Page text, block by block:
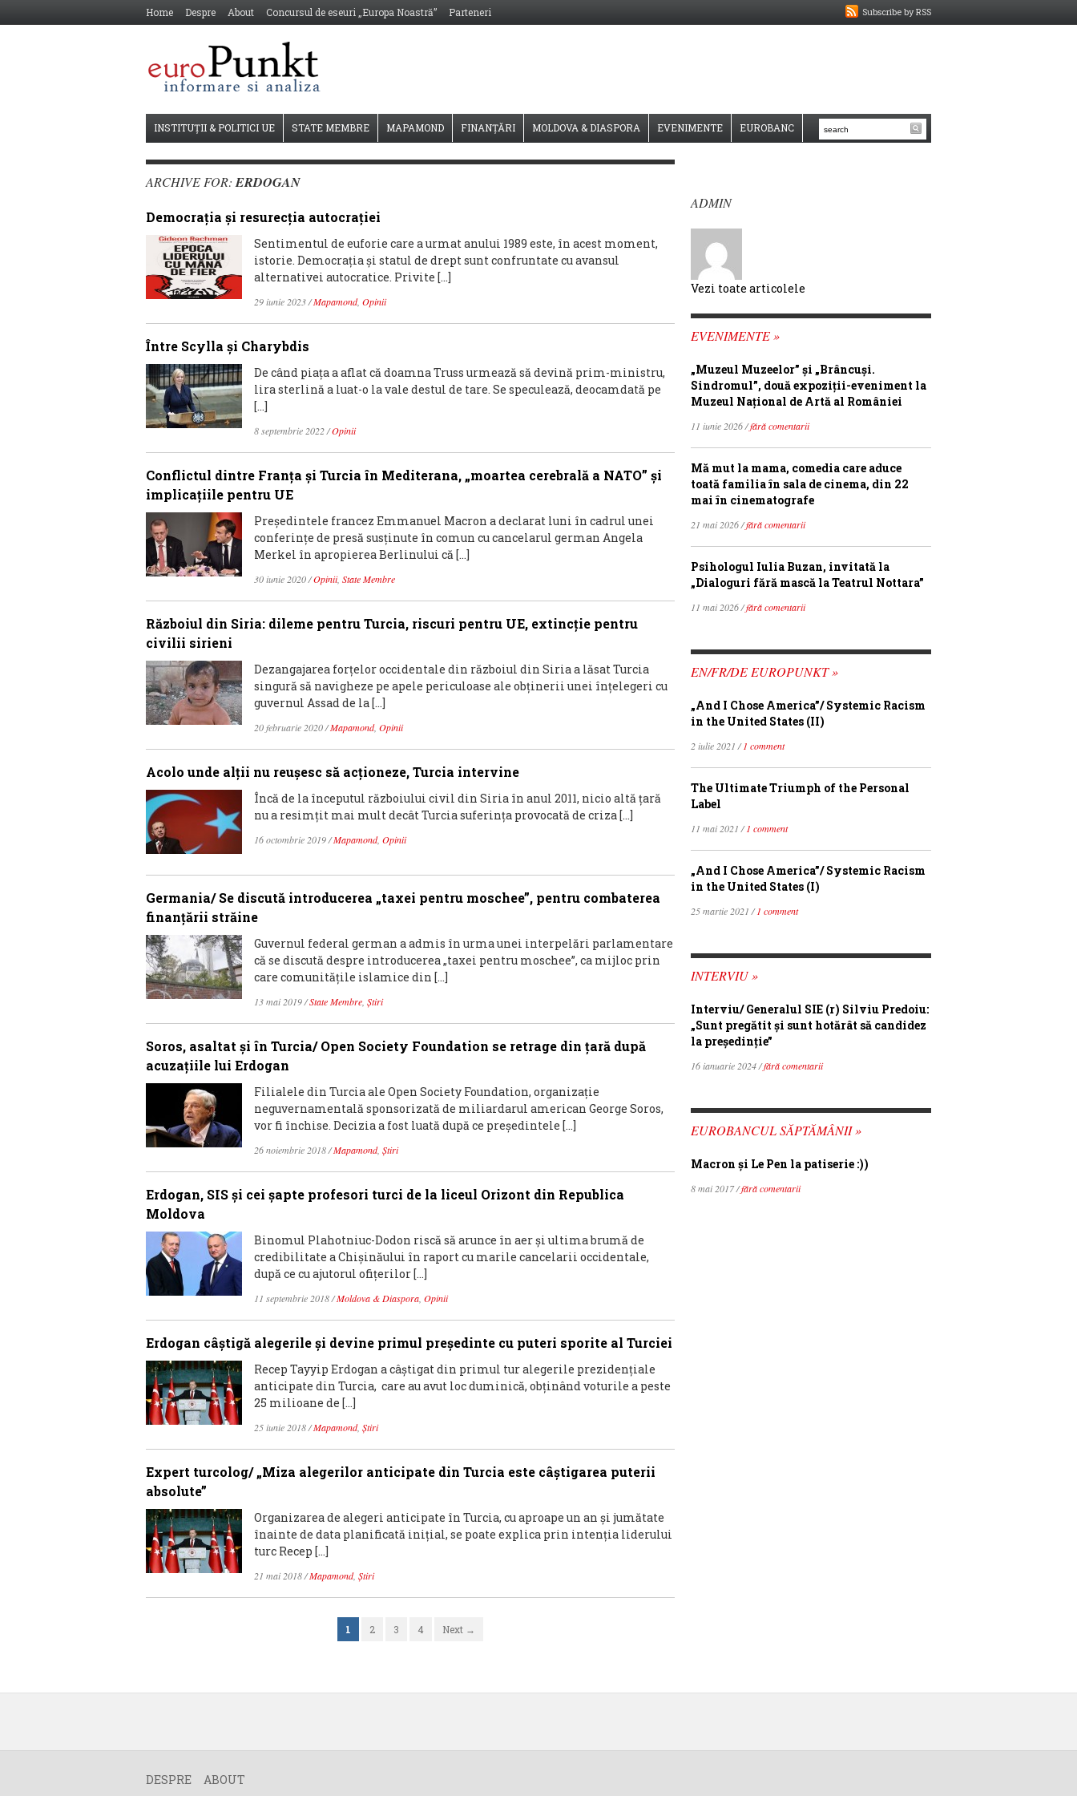
Subscribe by RSS
Home Despre About Concursul de eseuri „Europa Noastră” Parteneri
INSTITUȚII & POLITICI UE STATE MEMBRE MAPAMOND FINANȚĂRI MOLDOVA & DIASPORA EVENIMENTE EUROBANC
ARCHIVE FOR: ERDOGAN
Democraţia şi resurecţia autocraţiei
Sentimentul de euforie care a urmat anului 1989 este, în acest moment,
istorie. Democraţia şi statul de drept sunt confruntate cu avansul
alternativei autocratice. Privite […]
29 iunie 2023/Mapamond, Opinii
Între Scylla și Charybdis
De când piața a aflat că doamna Truss urmează să devină prim-ministru,
lira sterlină a luat-o la vale destul de tare. Se speculează, deocamdată pe
[…]
8 septembrie 2022/Opinii
Conflictul dintre Franța și Turcia în Mediterana, „moartea cerebrală a NATO” și
implicațiile pentru UE
Președintele francez Emmanuel Macron a declarat luni în cadrul unei
conferințe de presă susținute în comun cu cancelarul german Angela
Merkel în apropierea Berlinului că […]
30 iunie 2020/Opinii, State Membre
Războiul din Siria: dileme pentru Turcia, riscuri pentru UE, extincție pentru
civilii sirieni
Dezangajarea forțelor occidentale din războiul din Siria a lăsat Turcia
singură să navigheze pe apele periculoase ale obținerii unei înțelegeri cu
guvernul Assad de la […]
20 februarie 2020/Mapamond, Opinii
Acolo unde alții nu reușesc să acționeze, Turcia intervine
Încă de la începutul războiului civil din Siria în anul 2011, nicio altă țară
nu a resimțit mai mult decât Turcia suferința provocată de criza […]
16 octombrie 2019/Mapamond, Opinii
Germania/ Se discută introducerea „taxei pentru moschee”, pentru combaterea
finanţării străine
Guvernul federal german a admis în urma unei interpelări parlamentare
că se discută despre introducerea „taxei pentru moschee”, ca mijloc prin
care comunităţile islamice din […]
13 mai 2019/State Membre Știri
Soros, asaltat şi în Turcia/ Open Society Foundation se retrage din ţară după
acuzaţiile lui Erdogan
Filialele din Turcia ale Open Society Foundation, organizaţie
neguvernamentală sponsorizată de miliardarul american George Soros,
vor fi închise. Decizia a fost luată după ce preşedintele […]
26 noiembrie 2018/Mapamond, Știri
Erdogan, SIS și cei șapte profesori turci de la liceul Orizont din Republica
Moldova
Binomul Plahotniuc-Dodon riscă să arunce în aer și ultima brumă de
credibilitate a Chișinăului în raport cu marile cancelarii occidentale,
după ce cu ajutorul ofițerilor […]
11 septembrie 2018/Moldova & Diaspora Opinii
Erdogan câştigă alegerile şi devine primul preşedinte cu puteri sporite al Turciei
Recep Tayyip Erdogan a câştigat din primul tur alegerile prezidenţiale
anticipate din Turcia, care au avut loc duminică, obţinând voturile a peste
25 milioane de […]
25 iunie 2018/Mapamond, Știri
Expert turcolog/ „Miza alegerilor anticipate din Turcia este câştigarea puterii
absolute”
Organizarea de alegeri anticipate în Turcia, cu aproape un an şi jumătate
înainte de data planificată iniţial, se poate explica prin intenţia liderului
turc Recep […]
21 mai 2018/Mapamond, Știri
1 2 3 4 Next →
ADMIN
Vezi toate articolele
EVENIMENTE »
„Muzeul Muzeelor” și „Brâncuși.
Sindromul”, două expoziții-eveniment la
Muzeul Național de Artă al României
11 iunie 2026 /fără comentarii
Mă mut la mama, comedia care aduce
toată familia în sala de cinema, din 22
mai în cinematografe
21 mai 2026 /fără comentarii
Psihologul Iulia Buzan, invitată la
„Dialoguri fără mască la Teatrul Nottara”
11 mai 2026 /fără comentarii
EN/FR/DE EUROPUNKT »
„And I Chose America”/ Systemic Racism
in the United States (II)
2 iulie 2021 /1 comment
The Ultimate Triumph of the Personal
Label
11 mai 2021 /1 comment
„And I Chose America”/ Systemic Racism
in the United States (I)
25 martie 2021 /1 comment
INTERVIU »
Interviu/ Generalul SIE (r) Silviu Predoiu:
„Sunt pregătit și sunt hotărât să candidez
la președinție”
16 ianuarie 2024 /fără comentarii
EUROBANCUL SĂPTĂMÂNII »
Macron şi Le Pen la patiserie :))
8 mai 2017 /fără comentarii
DESPRE ABOUT